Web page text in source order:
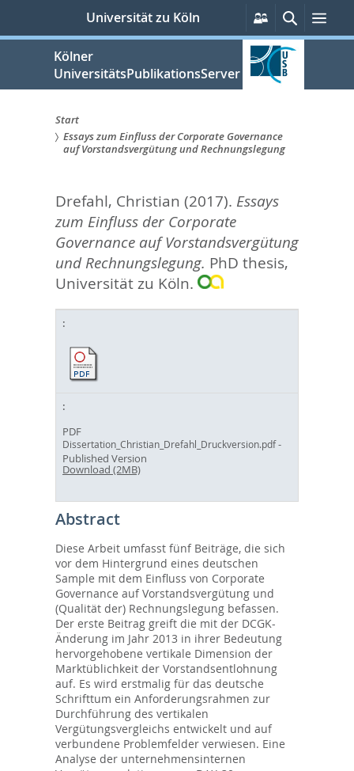
springen
Universität zu Köln
Persönliche
Services
Suche
Kölner
UniversitätsPublikationsServer
Sie
hier:
Start
Essays zum Einfluss der Corporate Governance
auf Vorstandsvergütung und Rechnungslegung
Drefahl, Christian (2017). Essays
zum Einfluss der Corporate
Governance auf Vorstandsvergütung
und Rechnungslegung. PhD thesis,
Universität zu Köln.
PDF
Dissertation_Christian_Drefahl_Druckversion.pdf-
Published Version
Download (2MB)
Abstract
Diese Arbeit umfasst fünf Beiträge, die sich
vor dem Hintergrund eines deutschen
Sample mit dem Einfluss von Corporate
Governance auf Vorstandsvergütung und
(Qualität der) Rechnungslegung befassen.
Der erste Beitrag greift die mit der DCGK-
Änderung im Jahr 2013 in ihrer Bedeutung
hervorgehobene vertikale Dimension der
Marktüblichkeit der Vorstandsentlohnung
auf. Es wird erstmalig für das deutsche
Schrifttum ein Anforderungsrahmen zur
Durchführung des vertikalen
Vergütungsvergleichs entwickelt und auf
verbundene Problemfelder verwiesen. Eine
Analyse der unternehmensinternen